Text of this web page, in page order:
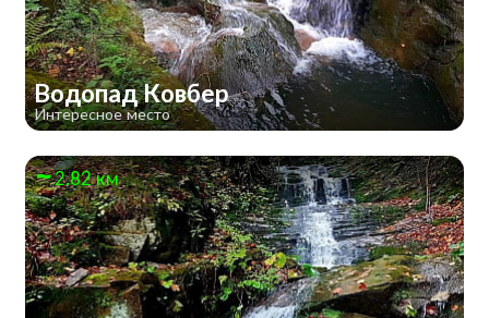
Водопад Ковбер
Интересное место
2.82 км